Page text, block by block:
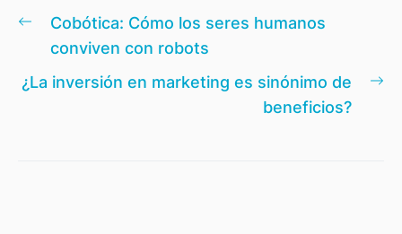
Navegación
entradas
Entrada
anterior:
Cobótica: Cómo los seres humanos
conviven con robots
¿La inversión en marketing es sinónimo de
beneficios?